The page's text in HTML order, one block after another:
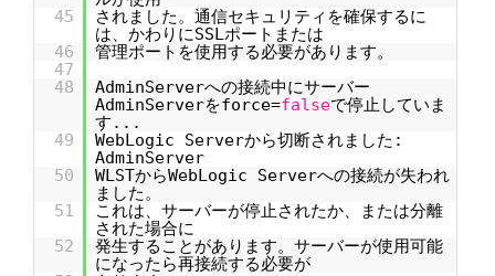
45
されました。通信セキュリティを確保するに
は、かわりにSSLポートまたは
46
管理ポートを使用する必要があります。
47
48
AdminServerへの接続中にサーバー
AdminServerをforce=falseで停止していま
す...
49
WebLogic Serverから切断されました:
AdminServer
50
WLSTからWebLogic Serverへの接続が失われ
ました。
51
これは、サーバーが停止されたか、または分離
された場合に
52
発生することがあります。サーバーが使用可能
になったら再接続する必要が